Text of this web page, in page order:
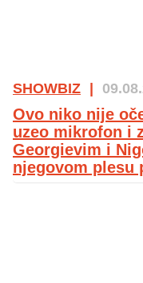
SHOWBIZ |
Ovo niko nije
uzeo mikrofon i
Georgievim i
njegovom plesu